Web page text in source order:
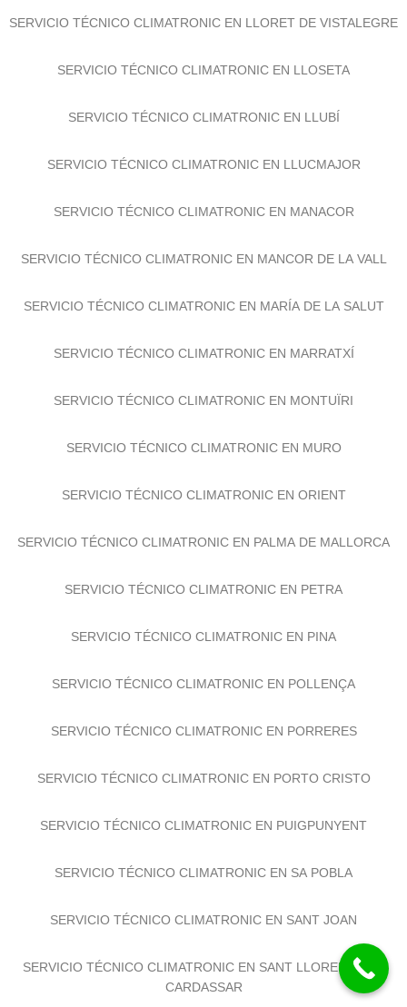
SERVICIO TÉCNICO CLIMATRONIC EN LLORET DE VISTALEGRE
SERVICIO TÉCNICO CLIMATRONIC EN LLOSETA
SERVICIO TÉCNICO CLIMATRONIC EN LLUBÍ
SERVICIO TÉCNICO CLIMATRONIC EN LLUCMAJOR
SERVICIO TÉCNICO CLIMATRONIC EN MANACOR
SERVICIO TÉCNICO CLIMATRONIC EN MANCOR DE LA VALL
SERVICIO TÉCNICO CLIMATRONIC EN MARÍA DE LA SALUT
SERVICIO TÉCNICO CLIMATRONIC EN MARRATXÍ
SERVICIO TÉCNICO CLIMATRONIC EN MONTUÏRI
SERVICIO TÉCNICO CLIMATRONIC EN MURO
SERVICIO TÉCNICO CLIMATRONIC EN ORIENT
SERVICIO TÉCNICO CLIMATRONIC EN PALMA DE MALLORCA
SERVICIO TÉCNICO CLIMATRONIC EN PETRA
SERVICIO TÉCNICO CLIMATRONIC EN PINA
SERVICIO TÉCNICO CLIMATRONIC EN POLLENÇA
SERVICIO TÉCNICO CLIMATRONIC EN PORRERES
SERVICIO TÉCNICO CLIMATRONIC EN PORTO CRISTO
SERVICIO TÉCNICO CLIMATRONIC EN PUIGPUNYENT
SERVICIO TÉCNICO CLIMATRONIC EN SA POBLA
SERVICIO TÉCNICO CLIMATRONIC EN SANT JOAN
SERVICIO TÉCNICO CLIMATRONIC EN SANT LLORENÇ DEL
CARDASSAR